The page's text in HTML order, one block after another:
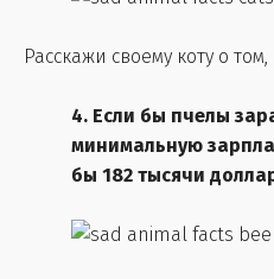
Расскажи своему коту о
4. Если бы пчелы
минимальную
бы 182 тысячи